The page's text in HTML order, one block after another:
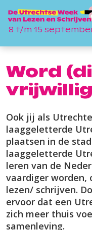
8 t/m 15
Word
Ook jij als
laaggeletterde
plaatsen in de
laag­geletterde
leren van de
vaardiger worden,
lezen/ schrijven.
ervoor dat een
zich meer thuis
samenleving.